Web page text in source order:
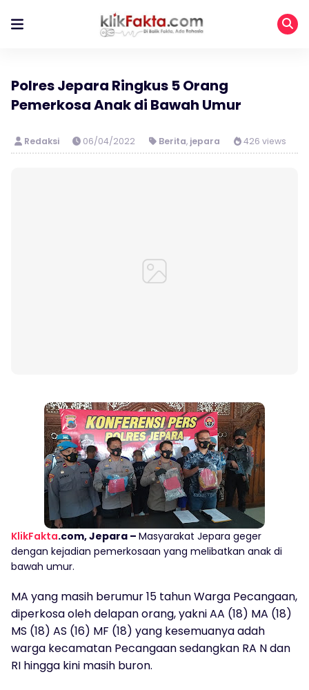
Polres Jepara Ringkus 5 Orang
Pemerkosa Anak di Bawah Umur
Redaksi 06/04/2022 Berita, jepara 426 views
KlikFakta.com, Jepara – Masyarakat Jepara geger
dengan kejadian pemerkosaan yang melibatkan anak di
bawah umur.
MA yang masih berumur 15 tahun Warga Pecangaan,
diperkosa oleh delapan orang, yakni AA (18) MA (18)
MS (18) AS (16) MF (18) yang kesemuanya adah
warga kecamatan Pecangaan sedangkan RA N dan
RI hingga kini masih buron.